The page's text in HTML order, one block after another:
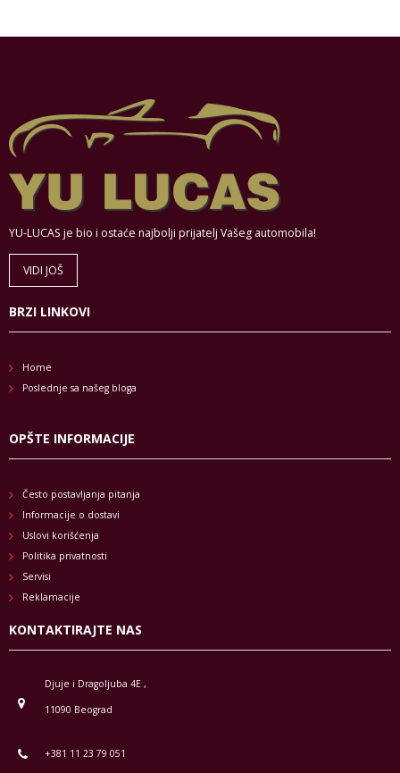
YU-LUCAS je bio i ostaće najbolji prijatelj Vašeg automobila!
VIDI JOŠ
BRZI LINKOVI
Home
Poslednje sa našeg bloga
OPŠTE INFORMACIJE
Često postavljanja pitanja
Informacije o dostavi
Uslovi korišćenja
Politika privatnosti
Servisi
Reklamacije
KONTAKTIRAJTE NAS
Djuje i Dragoljuba 4E ,
11090 Beograd
+381 11 23 79 051